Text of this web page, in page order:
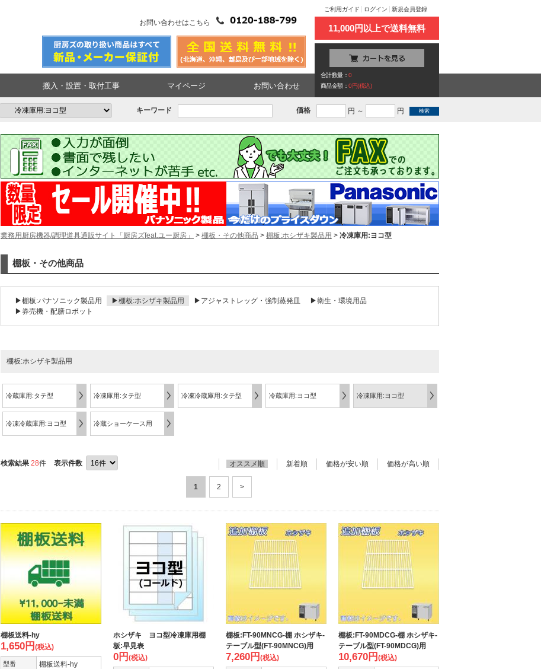
お問い合わせはこちら
ご利用ガイド ログイン 新規会員登録
11,000円以上で送料無料
合計数量：0
商品金額：0円(税込)
搬入・設置・取付工事 マイページ お問い合わせ
キーワード 価格 円 ～ 円
業務用厨房機器/調理道具通販サイト「厨房ズfeat.ユー厨房」 > 棚板・その他商品 > 棚板:ホシザキ製品用 > 冷凍庫用:ヨコ型
棚板・その他商品
▶棚板:パナソニック製品用 ▶棚板:ホシザキ製品用 ▶アジャストレッグ・強制蒸発皿
▶衛生・環境用品
▶券売機・配膳ロボット
棚板:ホシザキ製品用
冷蔵庫用:タテ型 冷凍庫用:タテ型 冷凍冷蔵庫用:タテ型 冷蔵庫用:ヨコ型 冷凍庫用:ヨコ型
冷凍冷蔵庫用:ヨコ型 冷蔵ショーケース用
検索結果 28件 表示件数 オススメ順 新着順 価格が安い順 価格が高い順
1 2 >
棚板送料-hy
1,650円 (税込)
型番 棚板送料-hy
ホシザキ ヨコ型冷凍庫用棚
板:早見表
0円 (税込)
棚板:FT-90MNCG-棚 ホシザキ-
テーブル型(FT-90MNCG)用
7,260円 (税込)
棚板:FT-90MDCG-棚 ホシザキ-
テーブル型(FT-90MDCG)用
10,670円 (税込)